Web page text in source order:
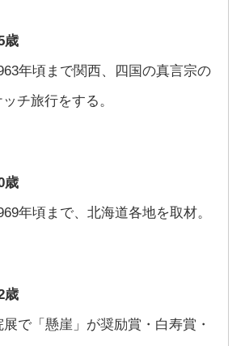
歳
年頃まで関西、四国の真言宗の
チ旅行をする。
歳
年頃まで、北海道各地を取材。
歳
で「懸崖」が奨励賞・白寿賞・